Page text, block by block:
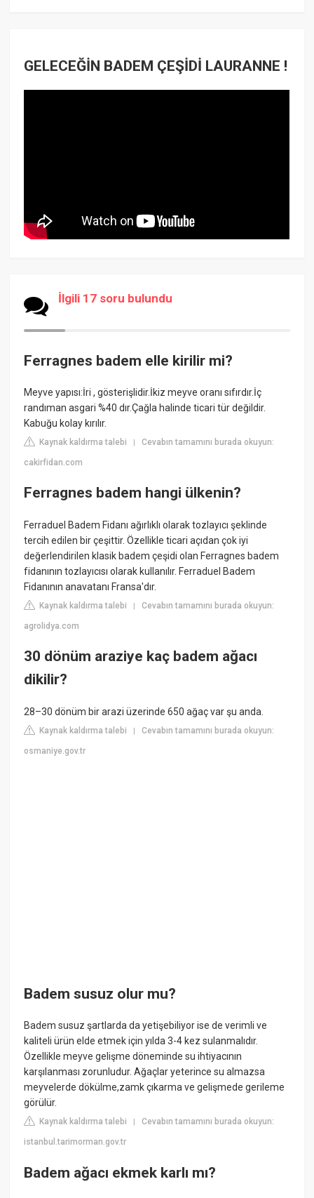
GELECEĞİN BADEM ÇEŞİDİ LAURANNE !
İlgili 17 soru bulundu
Ferragnes badem elle kirilir mi?
Meyve yapısı:İri , gösterişlidir.İkiz meyve oranı sıfırdır.İç
randıman asgari %40 dır.Çağla halinde ticari tür değildir.
Kabuğu kolay kırılır.
Kaynak kaldırma talebi |Cevabın tamamını burada okuyun:
cakirfidan.com
Ferragnes badem hangi ülkenin?
Ferraduel Badem Fidanı ağırlıklı olarak tozlayıcı şeklinde
tercih edilen bir çeşittir. Özellikle ticari açıdan çok iyi
değerlendirilen klasik badem çeşidi olan Ferragnes badem
fidanının tozlayıcısı olarak kullanılır. Ferraduel Badem
Fidanının anavatanı Fransa'dır.
Kaynak kaldırma talebi |Cevabın tamamını burada okuyun:
agrolidya.com
30 dönüm araziye kaç badem ağacı
dikilir?
28–30 dönüm bir arazi üzerinde 650 ağaç var şu anda.
Kaynak kaldırma talebi |Cevabın tamamını burada okuyun:
osmaniye.gov.tr
Badem susuz olur mu?
Badem susuz şartlarda da yetişebiliyor ise de verimli ve
kaliteli ürün elde etmek için yılda 3-4 kez sulanmalıdır.
Özellikle meyve gelişme döneminde su ihtiyacının
karşılanması zorunludur. Ağaçlar yeterince su almazsa
meyvelerde dökülme,zamk çıkarma ve gelişmede gerileme
görülür.
Kaynak kaldırma talebi |Cevabın tamamını burada okuyun:
istanbul.tarimorman.gov.tr
Badem ağacı ekmek karlı mı?